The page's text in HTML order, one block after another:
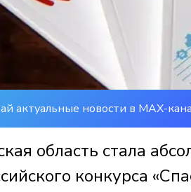
актуальные новости в MAX-
область стала
конкурса